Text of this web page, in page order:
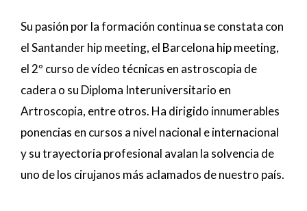
Su pasión por la formación continua se constata con
el Santander hip meeting, el Barcelona hip meeting,
el 2º curso de vídeo técnicas en astroscopia de
cadera o su Diploma Interuniversitario en
Artroscopia, entre otros. Ha dirigido innumerables
ponencias en cursos a nivel nacional e internacional
y su trayectoria profesional avalan la solvencia de
uno de los cirujanos más aclamados de nuestro país.